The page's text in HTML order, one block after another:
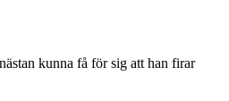
kunna få för sig att han firar